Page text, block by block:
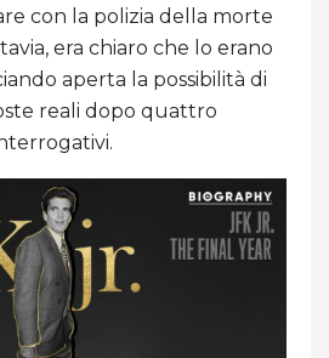
con la polizia della morte
era chiaro che lo erano
aperta la possibilità di
reali dopo quattro